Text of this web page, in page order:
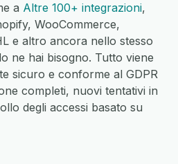
a Altre 100+ integrazioni,
WooCommerce,
e altro ancora nello stesso
ne hai bisogno. Tutto viene
sicuro e conforme al GDPR
completi, nuovi tentativi in
degli accessi basato su